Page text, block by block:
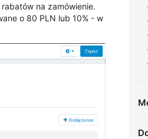
na zamówienie.
o 80 PLN lub 10% - w